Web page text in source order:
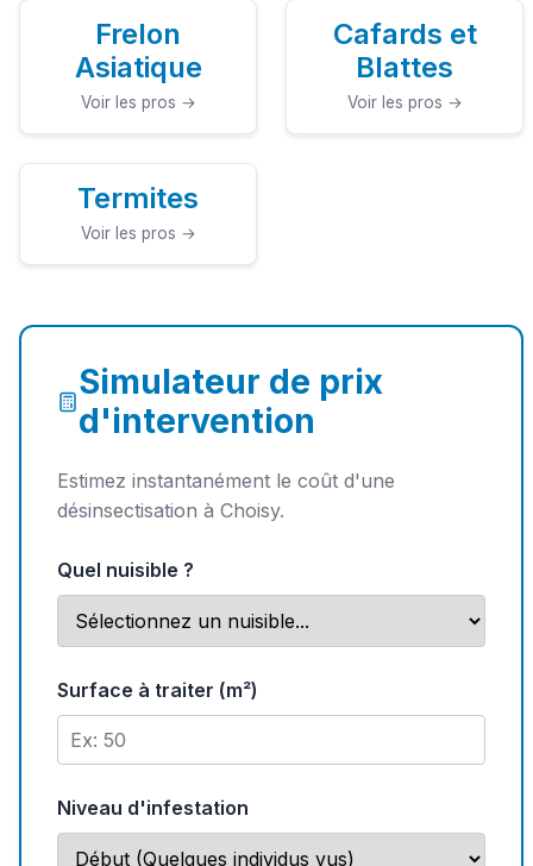
Frelon
Asiatique
Voir les pros →
Cafards et
Blattes
Voir les pros →
Termites
Voir les pros →
Simulateur de prix
d'intervention
Estimez instantanément le coût d'une
désinsectisation à Choisy.
Quel nuisible ?
Surface à traiter (m²)
Niveau d'infestation